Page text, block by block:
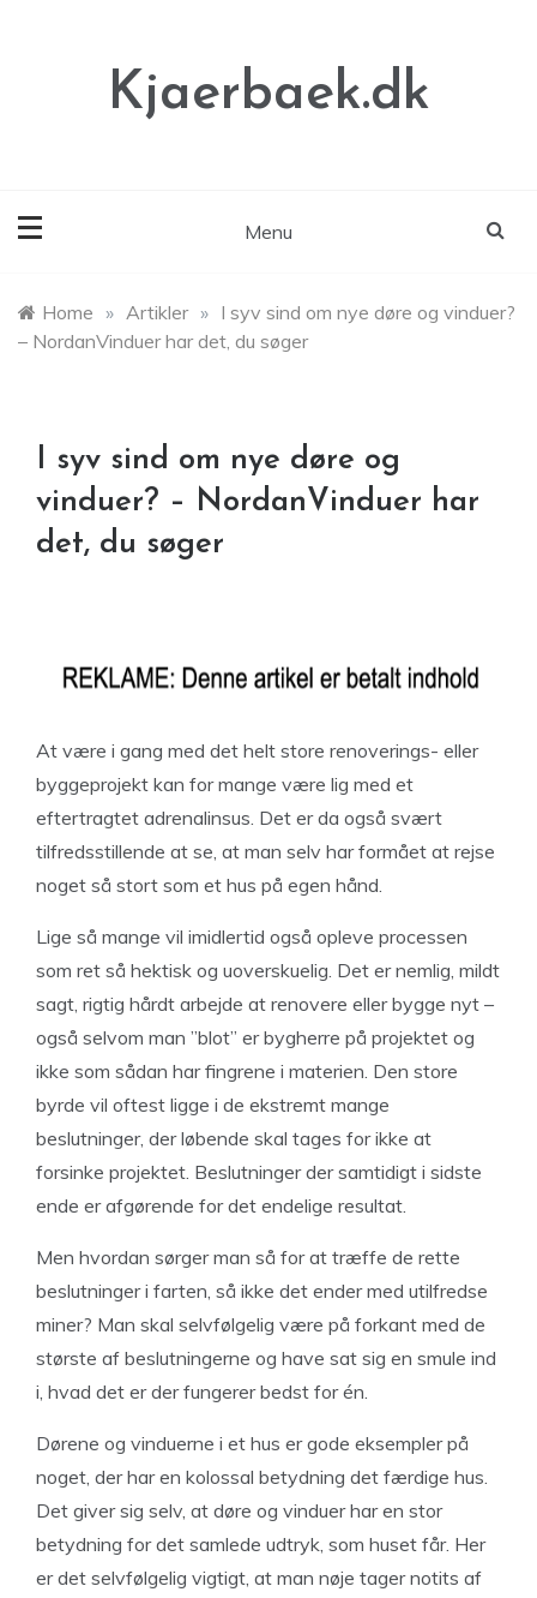
Kjaerbaek.dk
Menu
Home » Artikler » I syv sind om nye døre og vinduer?
– NordanVinduer har det, du søger
I syv sind om nye døre og
vinduer? – NordanVinduer har
det, du søger
At være i gang med det helt store renoverings- eller
byggeprojekt kan for mange være lig med et
eftertragtet adrenalinsus. Det er da også svært
tilfredsstillende at se, at man selv har formået at rejse
noget så stort som et hus på egen hånd.
Lige så mange vil imidlertid også opleve processen
som ret så hektisk og uoverskuelig. Det er nemlig, mildt
sagt, rigtig hårdt arbejde at renovere eller bygge nyt –
også selvom man ”blot” er bygherre på projektet og
ikke som sådan har fingrene i materien. Den store
byrde vil oftest ligge i de ekstremt mange
beslutninger, der løbende skal tages for ikke at
forsinke projektet. Beslutninger der samtidigt i sidste
ende er afgørende for det endelige resultat.
Men hvordan sørger man så for at træffe de rette
beslutninger i farten, så ikke det ender med utilfredse
miner? Man skal selvfølgelig være på forkant med de
største af beslutningerne og have sat sig en smule ind
i, hvad det er der fungerer bedst for én.
Dørene og vinduerne i et hus er gode eksempler på
noget, der har en kolossal betydning det færdige hus.
Det giver sig selv, at døre og vinduer har en stor
betydning for det samlede udtryk, som huset får. Her
er det selvfølgelig vigtigt, at man nøje tager notits af